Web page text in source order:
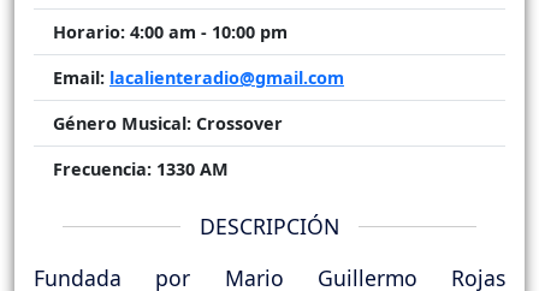
Horario: 4:00 am - 10:00 pm
Email: lacalienteradio@gmail.com
Género Musical: Crossover
Frecuencia: 1330 AM
DESCRIPCIÓN
Fundada por Mario Guillermo Rojas